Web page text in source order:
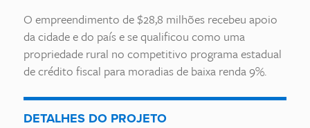
O empreendimento de $28,8 milhões recebeu apoio
da cidade e do país e se qualificou como uma
propriedade rural no competitivo programa estadual
de crédito fiscal para moradias de baixa renda 9%.
DETALHES DO PROJETO